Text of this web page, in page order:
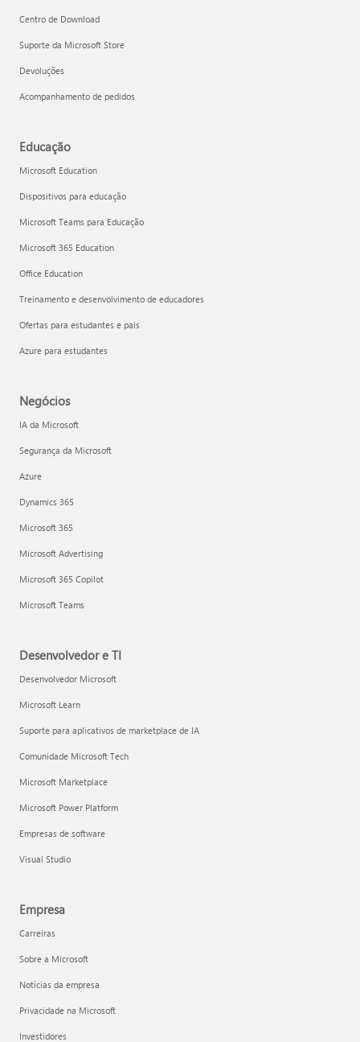
Centro de Download
Suporte da Microsoft Store
Devoluções
Acompanhamento de pedidos
Educação
Microsoft Education
Dispositivos para educação
Microsoft Teams para Educação
Microsoft 365 Education
Office Education
Treinamento e desenvolvimento de educadores
Ofertas para estudantes e pais
Azure para estudantes
Negócios
IA da Microsoft
Segurança da Microsoft
Azure
Dynamics 365
Microsoft 365
Microsoft Advertising
Microsoft 365 Copilot
Microsoft Teams
Desenvolvedor e TI
Desenvolvedor Microsoft
Microsoft Learn
Suporte para aplicativos de marketplace de IA
Comunidade Microsoft Tech
Microsoft Marketplace
Microsoft Power Platform
Empresas de software
Visual Studio
Empresa
Carreiras
Sobre a Microsoft
Notícias da empresa
Privacidade na Microsoft
Investidores